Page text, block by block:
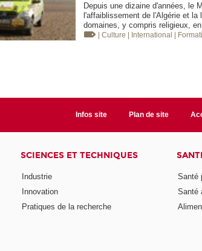
Depuis une dizaine d'années, le
l'affaiblissement de l'Algérie et
domaines, y compris religieux,
| Culture | International |
Infos site Plan de site
SCIENCES ET TECHNIQUES
Industrie
Innovation
Pratiques de la recherche
Santé
Santé